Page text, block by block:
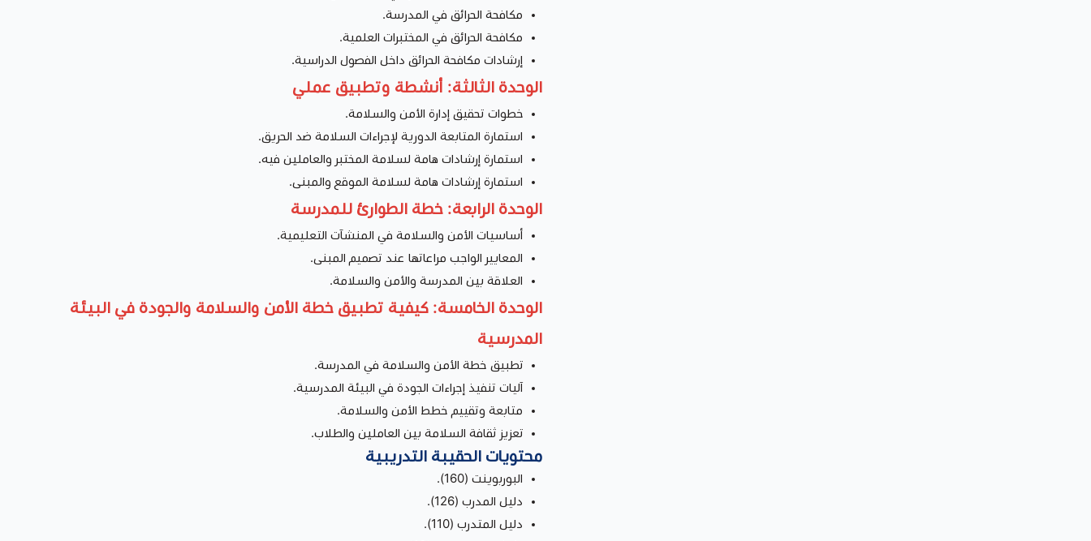
مكافحة الحرائق في المدرسة.
مكافحة الحرائق في المختبرات العلمية.
إرشادات مكافحة الحرائق داخل الفصول الدراسية.
الوحدة الثالثة: أنشطة وتطبيق عملي
خطوات تحقيق إدارة الأمن والسلامة.
استمارة المتابعة الدورية لإجراءات السلامة ضد الحريق.
استمارة إرشادات هامة لسلامة المختبر والعاملين فيه.
استمارة إرشادات هامة لسلامة الموقع والمبنى.
الوحدة الرابعة: خطة الطوارئ للمدرسة
أساسيات الأمن والسلامة في المنشآت التعليمية.
المعايير الواجب مراعاتها عند تصميم المبنى.
العلاقة بين المدرسة والأمن والسلامة.
الوحدة الخامسة: كيفية تطبيق خطة الأمن والسلامة والجودة في البيئة
المدرسية
تطبيق خطة الأمن والسلامة في المدرسة.
آليات تنفيذ إجراءات الجودة في البيئة المدرسية.
متابعة وتقييم خطط الأمن والسلامة.
تعزيز ثقافة السلامة بين العاملين والطلاب.
محتويات الحقيبة التدريبية
البوربوينت (160).
دليل المدرب (126).
دليل المتدرب (110).